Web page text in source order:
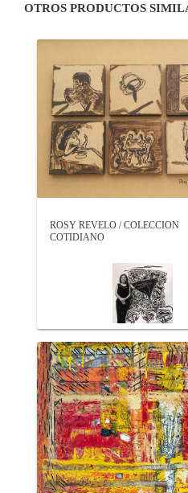
OTROS PRODUCTOS
ROSY REVELO / COLECCION
COTIDIANO